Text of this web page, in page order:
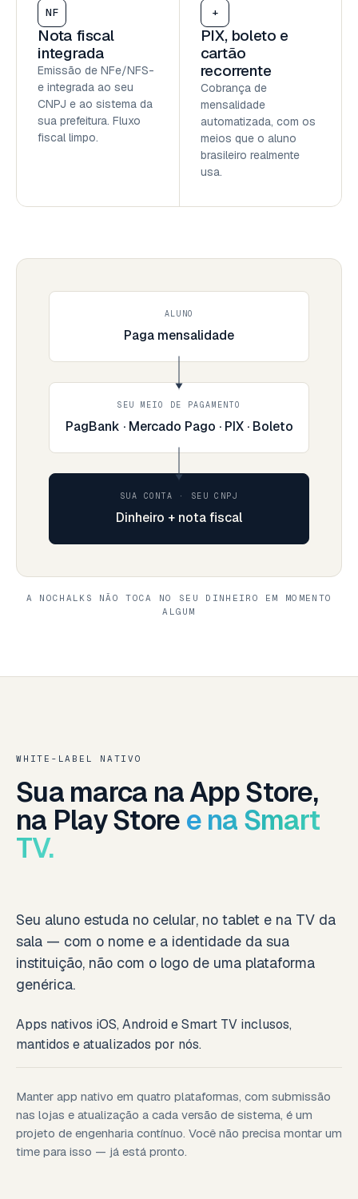
NF
Nota fiscal
integrada
Emissão de NFe/NFS-
e integrada ao seu
CNPJ e ao sistema da
sua prefeitura. Fluxo
fiscal limpo.
+
PIX, boleto e
cartão
recorrente
Cobrança de
mensalidade
automatizada, com os
meios que o aluno
brasileiro realmente
usa.
ALUNO
Paga mensalidade
SEU MEIO DE PAGAMENTO
PagBank · Mercado Pago · PIX · Boleto
SUA CONTA · SEU CNPJ
Dinheiro + nota fiscal
A NOCHALKS NÃO TOCA NO SEU DINHEIRO EM MOMENTO
ALGUM
WHITE-LABEL NATIVO
Sua marca na App Store,
na Play Store e na Smart
TV.
Seu aluno estuda no celular, no tablet e na TV da
sala — com o nome e a identidade da sua
instituição, não com o logo de uma plataforma
genérica.
Apps nativos iOS, Android e Smart TV inclusos,
mantidos e atualizados por nós.
Manter app nativo em quatro plataformas, com submissão
nas lojas e atualização a cada versão de sistema, é um
projeto de engenharia contínuo. Você não precisa montar um
time para isso — já está pronto.